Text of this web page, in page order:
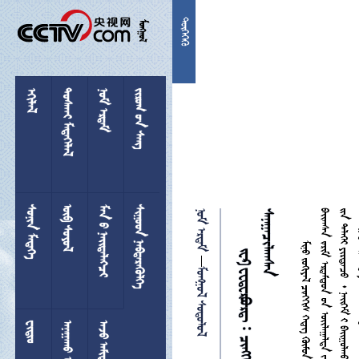


 

 
 
 
 
  
   

 

